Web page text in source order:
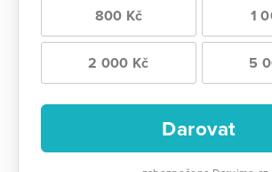
800 Kč 1
2 000 Kč 5
Darovat